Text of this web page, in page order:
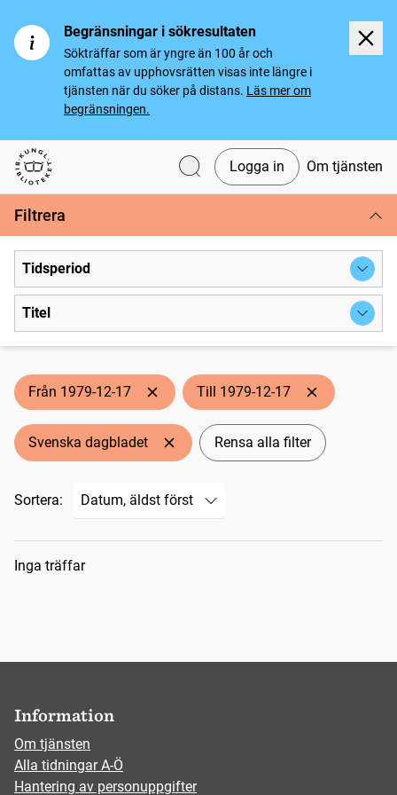
Begränsningar i sökresultaten
Sökträffar som är yngre än 100 år och
omfattas av upphovsrätten visas inte längre i
tjänsten när du söker på distans. Läs mer om
begränsningen.
Svenska tidningar
Logga in Om tjänsten
Filtrera
Tidsperiod
Titel
Från 1979-12-17 Till 1979-12-17
Svenska dagbladet Rensa alla filter
Sortera:
Sökresultat
Inga träffar
Information
Om tjänsten
Alla tidningar A-Ö
Hantering av personuppgifter